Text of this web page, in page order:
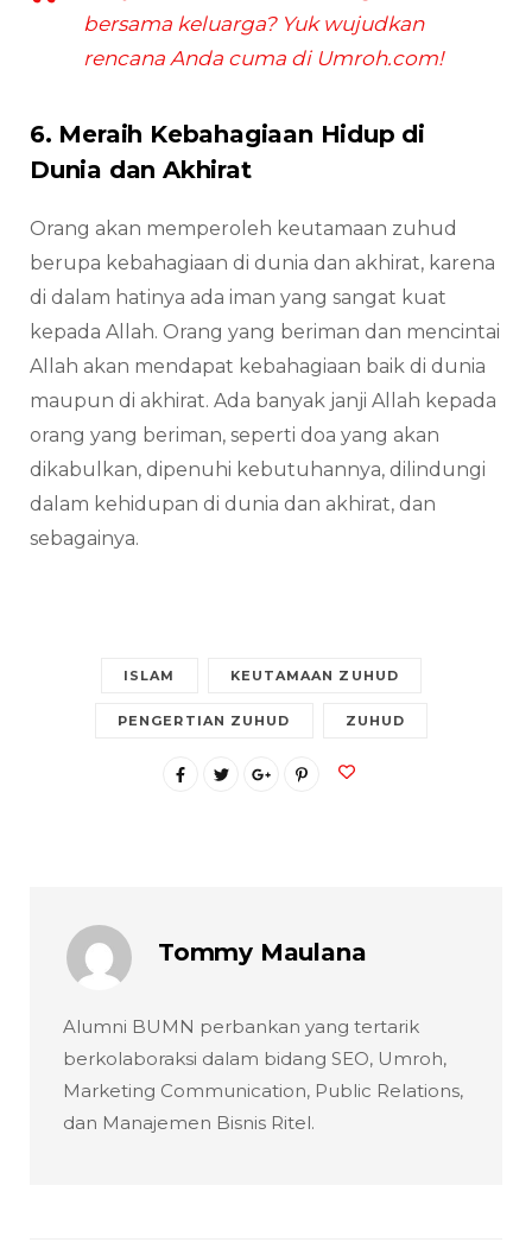
bersama keluarga? Yuk wujudkan
rencana Anda cuma di Umroh.com!
6. Meraih Kebahagiaan Hidup di
Dunia dan Akhirat
Orang akan memperoleh keutamaan zuhud
berupa kebahagiaan di dunia dan akhirat, karena
di dalam hatinya ada iman yang sangat kuat
kepada Allah. Orang yang beriman dan mencintai
Allah akan mendapat kebahagiaan baik di dunia
maupun di akhirat. Ada banyak janji Allah kepada
orang yang beriman, seperti doa yang akan
dikabulkan, dipenuhi kebutuhannya, dilindungi
dalam kehidupan di dunia dan akhirat, dan
sebagainya.
ISLAM KEUTAMAAN ZUHUD
PENGERTIAN ZUHUD ZUHUD
Tommy Maulana
Alumni BUMN perbankan yang tertarik
berkolaboraksi dalam bidang SEO, Umroh,
Marketing Communication, Public Relations,
dan Manajemen Bisnis Ritel.